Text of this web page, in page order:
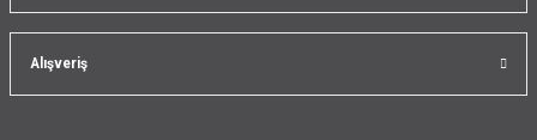
Alışveriş